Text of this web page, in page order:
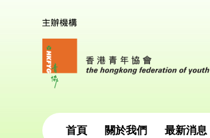
首頁 關於我們 最新消息